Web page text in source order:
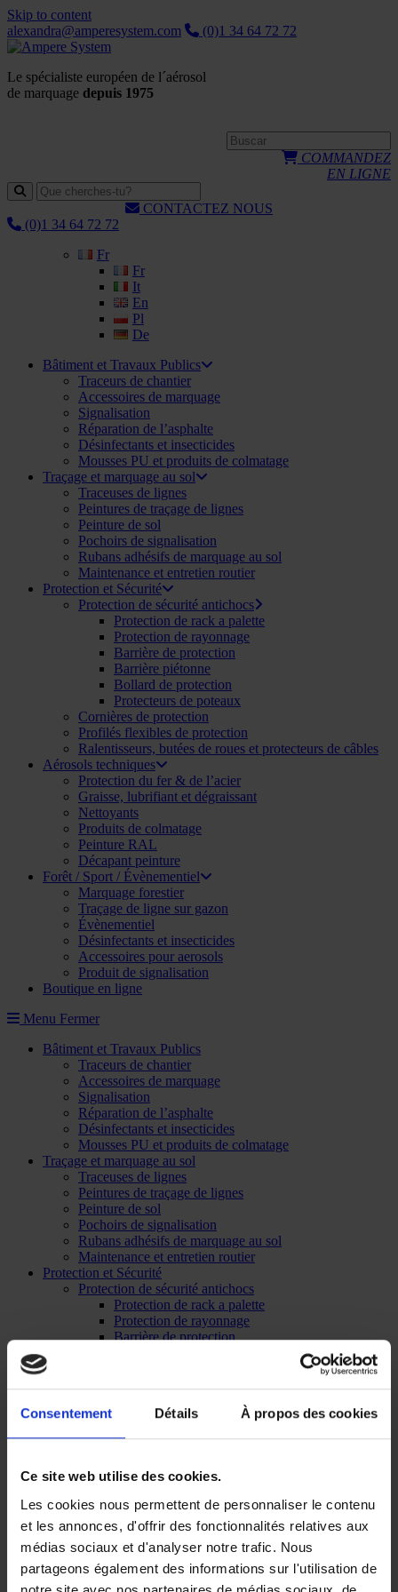
Consentement Détails À propos des cookies
Ce site web utilise des cookies.
Les cookies nous permettent de personnaliser le contenu
et les annonces, d'offrir des fonctionnalités relatives aux
médias sociaux et d'analyser notre trafic. Nous
partageons également des informations sur l'utilisation de
Skip to content
alexandra@amperesystem.com
(0)1 34 64 72 72
Le spécialiste européen de l´aérosol
de marquage depuis 1975
COMMANDEZ
EN LIGNE
CONTACTEZ NOUS
(0)1 34 64 72 72
Fr
Fr
It
En
Pl
De
Bâtiment et Travaux Publics
Traceurs de chantier
Accessoires de marquage
Signalisation
Réparation de l’asphalte
Désinfectants et insecticides
Mousses PU et produits de colmatage
Traçage et marquage au sol
Traceuses de lignes
Peintures de traçage de lignes
Peinture de sol
Pochoirs de signalisation
Rubans adhésifs de marquage au sol
Maintenance et entretien routier
Protection et Sécurité
Protection de sécurité antichocs
Protection de rack a palette
Protection de rayonnage
Barrière de protection
Barrière piétonne
Bollard de protection
Protecteurs de poteaux
Cornières de protection
Profilés flexibles de protection
Ralentisseurs, butées de roues et protecteurs de câbles
Aérosols techniques
Protection du fer & de l’acier
Graisse, lubrifiant et dégraissant
Nettoyants
Produits de colmatage
Peinture RAL
Décapant peinture
Forêt / Sport / Évènementiel
Marquage forestier
Traçage de ligne sur gazon
Évènementiel
Désinfectants et insecticides
Accessoires pour aerosols
Produit de signalisation
Boutique en ligne
Menu Fermer
Bâtiment et Travaux Publics
Traceurs de chantier
Accessoires de marquage
Signalisation
Réparation de l’asphalte
Désinfectants et insecticides
Mousses PU et produits de colmatage
Traçage et marquage au sol
Traceuses de lignes
Peintures de traçage de lignes
Peinture de sol
Pochoirs de signalisation
Rubans adhésifs de marquage au sol
Maintenance et entretien routier
Protection et Sécurité
Protection de sécurité antichocs
Protection de rack a palette
Protection de rayonnage
Barrière de protection
Profilés flexibles de protection
Graisse, lubrifiant et dégraissant
Nettoyants
Produits de colmatage
Peinture RAL
Décapant peinture
Forêt / Sport / Évènementiel
Marquage forestier